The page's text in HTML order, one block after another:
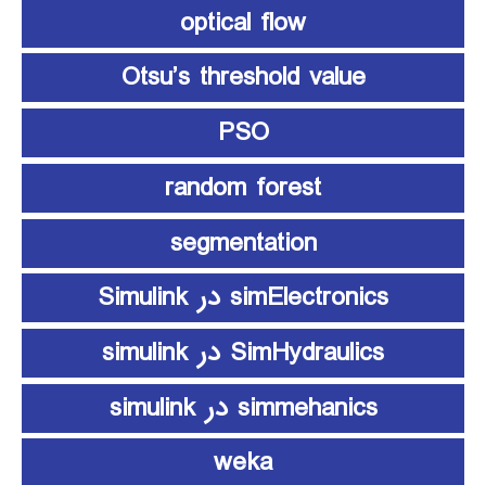
optical flow
Otsu’s threshold value
PSO
random forest
segmentation
simElectronics در Simulink
SimHydraulics در simulink
simmehanics در simulink
weka